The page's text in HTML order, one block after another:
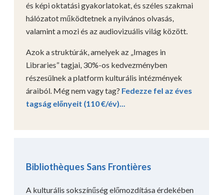
és képi oktatási gyakorlatokat, és széles szakmai
hálózatot működtetnek a nyilvános olvasás,
valamint a mozi és az audiovizuális világ között.
Azok a struktúrák, amelyek az „Images in
Libraries” tagjai, 30%-os kedvezményben
részesülnek a platform kulturális intézmények
áraiból. Még nem vagy tag? Fedezze fel az éves
tagság előnyeit (110 €/év)...
Bibliothèques Sans Frontières
A kulturális sokszínűség előmozdítása érdekében